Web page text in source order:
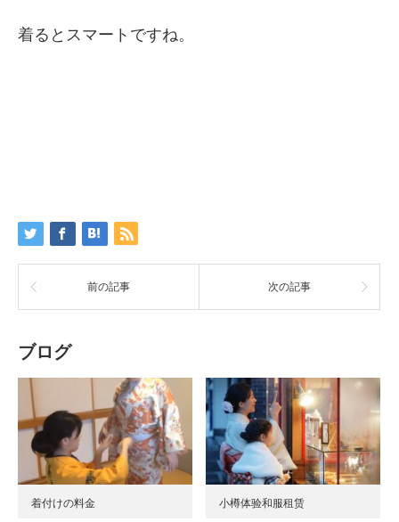
着るとスマートですね。
前の記事 次の記事
ブログ
着付けの料金 小樽体验和服租赁